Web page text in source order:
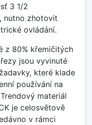
3 1/2
nutno zhotovit
ovládání.
z 80% křemičitých
jsou vyvinuté
které klade
používání na
materiál
je celosvětově
v rámci